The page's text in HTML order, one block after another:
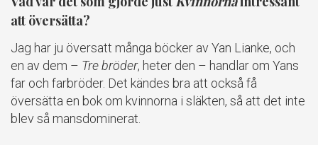
att översätta?
Jag har ju översatt många böcker av Yan Lianke, och
en av dem – Tre bröder, heter den – handlar om Yans
far och farbröder. Det kändes bra att också få
översätta en bok om kvinnorna i släkten, så att det inte
blev så mansdominerat.